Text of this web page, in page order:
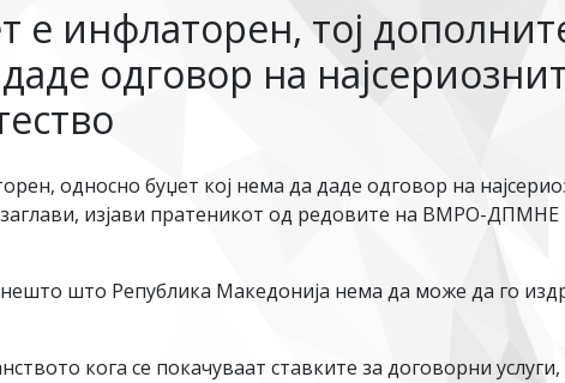
е инфлаторен, тој
одговор на
односно буџет кој нема да даде одговор на
изјави пратеникот од редовите на ВМРО-ДПМНЕ
што Република Македонија нема да може да го
кога се покачуваат ставките за договорни